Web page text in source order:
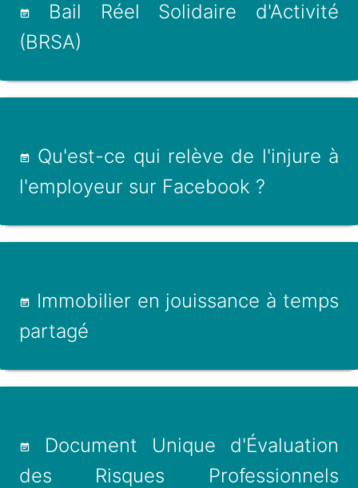
Bail Réel Solidaire d'Activité
(BRSA)
Qu'est-ce qui relève de l'injure à
l'employeur sur Facebook ?
Immobilier en jouissance à temps
partagé
Document Unique d'Évaluation
des Risques Professionnels